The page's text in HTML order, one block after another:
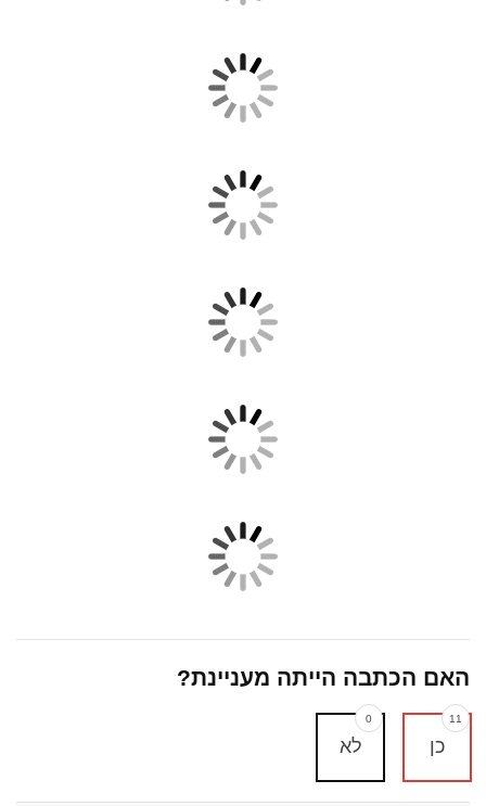
האם הכתבה הייתה מעניינת?
כן
11
לא
0